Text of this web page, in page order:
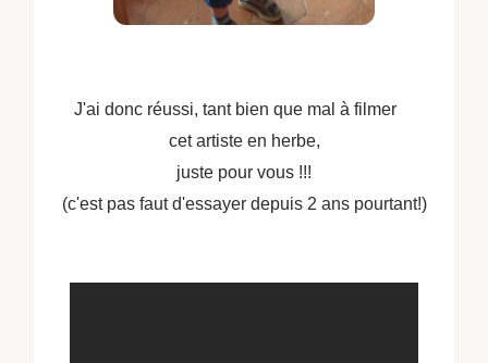
J'ai donc réussi, tant bien que mal à filmer
cet artiste en herbe,
juste pour vous !!!
(c'est pas faut d'essayer depuis 2 ans pourtant!)